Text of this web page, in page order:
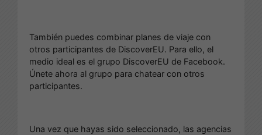
También puedes combinar planes de viaje con
otros participantes de DiscoverEU. Para ello, el
medio ideal es el grupo DiscoverEU de Facebook.
Únete ahora al grupo para chatear con otros
participantes.
Una vez que hayas sido seleccionado, las agencias